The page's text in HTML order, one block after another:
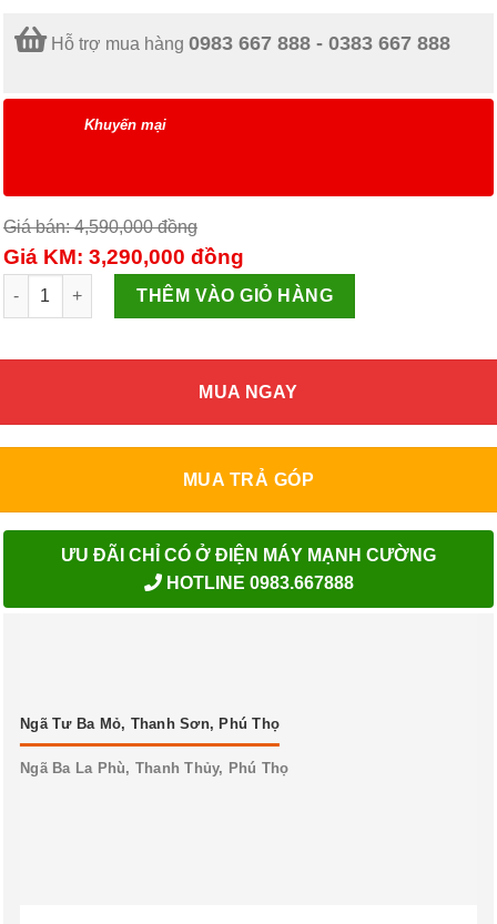
Hỗ trợ mua hàng 0983 667 888 - 0383 667 888
Khuyến mại
Giá bán: 4,590,000đồng
Giá KM: 3,290,000 đồng
MÁY LÀM MÁT KHÔNG KHÍ SUNHOUSE SHD7734 số lượng
THÊM VÀO GIỎ HÀNG
MUA NGAY
MUA TRẢ GÓP
ƯU ĐÃI CHỈ CÓ Ở ĐIỆN MÁY MẠNH CƯỜNG
HOTLINE 0983.667888
Ngã Tư Ba Mỏ, Thanh Sơn, Phú Thọ
Ngã Ba La Phù, Thanh Thủy, Phú Thọ